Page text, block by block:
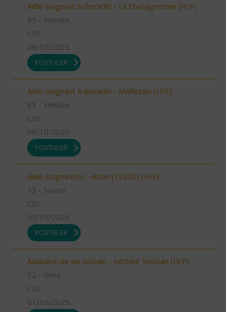
Aide-soignant à domicile - La Chataigneraie (H/F)
85 - Vendée
CDI
06/10/2025
POSTULER
Aide-soignant à domicile - Maillezais (H/F)
85 - Vendée
CDI
06/10/2025
POSTULER
Aide-soignant(e) - Aiton (73220) (H/F)
73 - Savoie
CDI
03/10/2025
POSTULER
Auxiliaire de vie sociale - secteur Seissan (H/F)
32 - Gers
CDI
01/10/2025